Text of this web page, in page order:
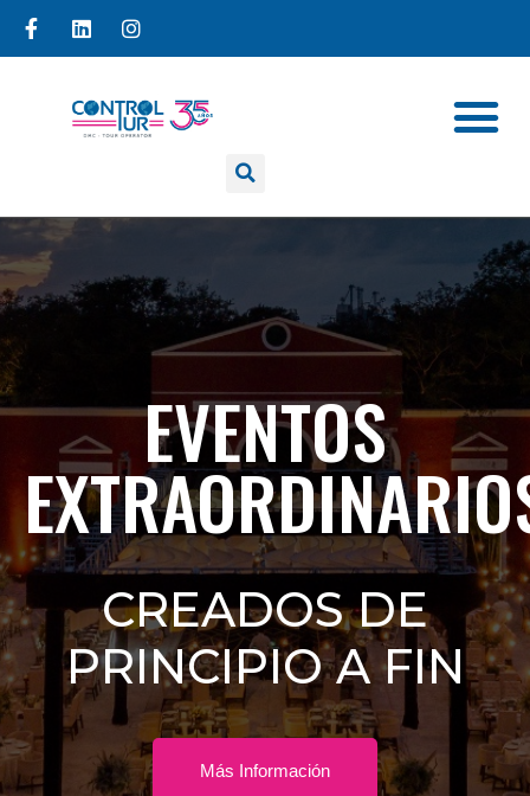
EVENTOS
CREADOS DE
PRINCIPIO A FIN
Más Información